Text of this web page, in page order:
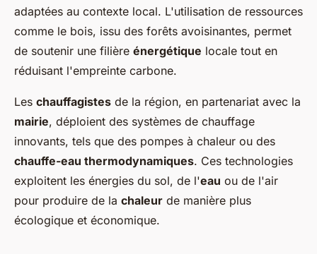
adaptées au contexte local. L'utilisation de ressources
comme le bois, issu des forêts avoisinantes, permet
de soutenir une filière énergétique locale tout en
réduisant l'empreinte carbone.
Les chauffagistes de la région, en partenariat avec la
mairie, déploient des systèmes de chauffage
innovants, tels que des pompes à chaleur ou des
chauffe-eau thermodynamiques. Ces technologies
exploitent les énergies du sol, de l'eau ou de l'air
pour produire de la chaleur de manière plus
écologique et économique.